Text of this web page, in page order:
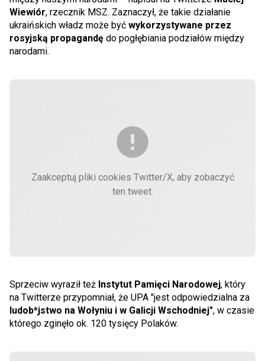
Wiewiór, rzecznik MSZ. Zaznaczył, że takie działanie
ukraińskich władz może być wykorzystywane przez
rosyjską propagandę do pogłębiania podziałów między
narodami.
Zaakceptuj pliki cookies Twitter/X, aby zobaczyć
ten tweet.
Sprzeciw wyraził też Instytut Pamięci Narodowej, który
na Twitterze przypomniał, że UPA "jest odpowiedzialna za
ludob*jstwo na Wołyniu i w Galicji Wschodniej", w czasie
którego zginęło ok. 120 tysięcy Polaków.